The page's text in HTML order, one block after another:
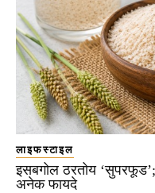
लाइफस्टाइल
इसबगोल ठरतोय
अनेक फायदे